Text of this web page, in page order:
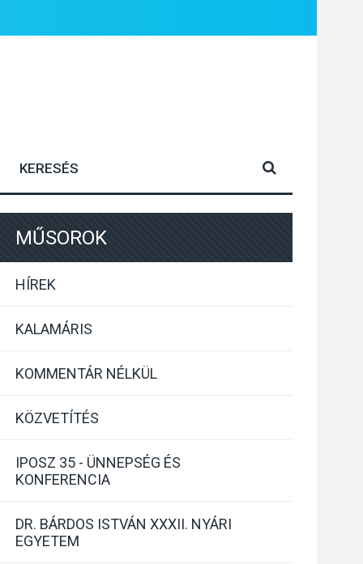
MŰSOROK
HÍREK
KALAMÁRIS
KOMMENTÁR NÉLKÜL
KÖZVETÍTÉS
IPOSZ 35 - ÜNNEPSÉG ÉS
KONFERENCIA
DR. BÁRDOS ISTVÁN XXXII. NYÁRI
EGYETEM